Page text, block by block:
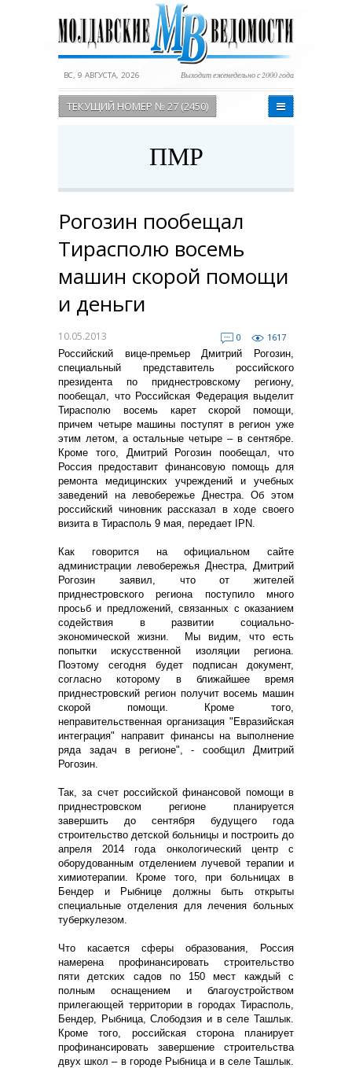
ВС, 9 АВГУСТА, 2026 Выходит еженедельно с 2000 года
ТЕКУЩИЙ НОМЕР № 27 (2450)
ПМР
Рогозин пообещал
Тирасполю восемь
машин скорой помощи
и деньги
10.05.2013 0
1617
Российский вице-премьер Дмитрий Рогозин,
специальный представитель российского
президента по приднестровскому региону,
пообещал, что Российская Федерация выделит
Тирасполю восемь карет скорой помощи,
причем четыре машины поступят в регион уже
этим летом, а остальные четыре – в сентябре.
Кроме того, Дмитрий Рогозин пообещал, что
Россия предоставит финансовую помощь для
ремонта медицинских учреждений и учебных
заведений на левобережье Днестра. Об этом
российский чиновник рассказал в ходе своего
визита в Тирасполь 9 мая, передает IPN.
Как говорится на официальном сайте
администрации левобережья Днестра, Дмитрий
Рогозин заявил, что от жителей
приднестровского региона поступило много
просьб и предложений, связанных с оказанием
содействия в развитии социально-
экономической жизни. Мы видим, что есть
попытки искусственной изоляции региона.
Поэтому сегодня будет подписан документ,
согласно которому в ближайшее время
приднестровский регион получит восемь машин
скорой помощи. Кроме того,
неправительственная организация "Евразийская
интеграция" направит финансы на выполнение
ряда задач в регионе", - сообщил Дмитрий
Рогозин.
Так, за счет российской финансовой помощи в
приднестровском регионе планируется
завершить до сентября будущего года
строительство детской больницы и построить до
апреля 2014 года онкологический центр с
оборудованным отделением лучевой терапии и
химиотерапии. Кроме того, при больницах в
Бендер и Рыбнице должны быть открыты
специальные отделения для лечения больных
туберкулезом.
Что касается сферы образования, Россия
намерена профинансировать строительство
пяти детских садов по 150 мест каждый с
полным оснащением и благоустройством
прилегающей территории в городах Тирасполь,
Бендер, Рыбница, Слободзия и в селе Ташлык.
Кроме того, российская сторона планирует
профинансировать завершение строительства
двух школ – в городе Рыбница и в селе Ташлык.